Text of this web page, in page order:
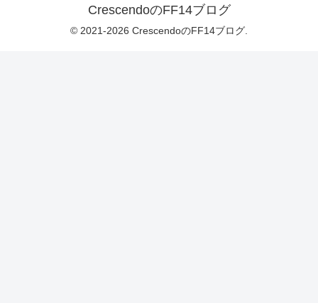
CrescendoのFF14ブログ
© 2021-2026 CrescendoのFF14ブログ.